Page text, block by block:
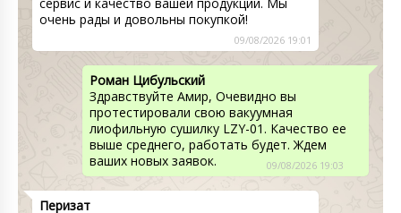
очень рады и довольны покупкой!
09/08/2026 19:01
Роман Цибульский
Здравствуйте Амир, Очевидно вы
протестировали свою вакуумная
лиофильную сушилку LZY-01. Качество ее
выше среднего, работать будет. Ждем
ваших новых заявок.
09/08/2026 19:03
Перизат